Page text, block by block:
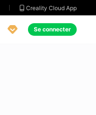
 Creality Cloud App
 Se connecter